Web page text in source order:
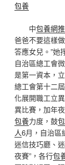
包養
中包養網
爸爸不要這樣
答應女兒。”她
自治區總工會
是第一資本，
總工會第十二
化展開職工立
異比賽，加年
包養力度，鼓
人6月，自治區
迷信技巧廳、
夜賽”，各行包